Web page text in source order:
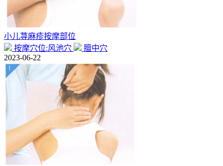
小儿荨麻疹按摩部位
按摩穴位:风池穴
膻中穴
2023-06-22